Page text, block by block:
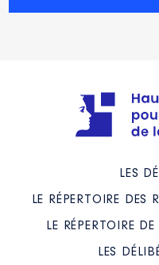
LES
LE RÉPERTOIRE DES
LE RÉPERTOIRE
LES